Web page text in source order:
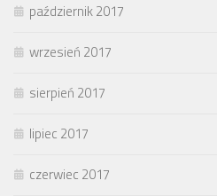
październik 2017
wrzesień 2017
sierpień 2017
lipiec 2017
czerwiec 2017